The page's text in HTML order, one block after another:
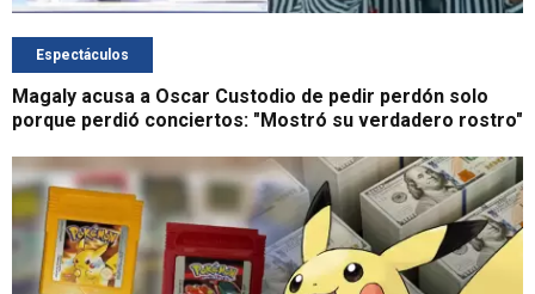
Espectáculos
Magaly acusa a Oscar Custodio de pedir perdón solo
porque perdió conciertos: "Mostró su verdadero rostro"